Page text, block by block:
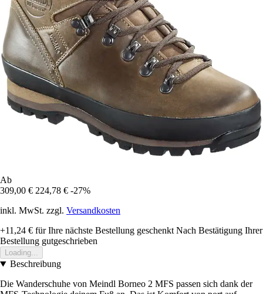
Ab
309,00 € 224,78 € -27%
inkl. MwSt. zzgl. Versandkosten
+11,24 € für Ihre nächste Bestellung geschenkt Nach Bestätigung Ihrer
Bestellung gutgeschrieben
Loading...
Beschreibung
Die Wanderschuhe von Meindl Borneo 2 MFS passen sich dank der